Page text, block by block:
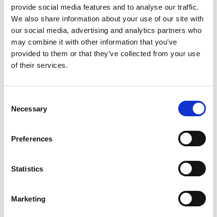
provide social media features and to analyse our traffic.
We also share information about your use of our site with
our social media, advertising and analytics partners who
may combine it with other information that you’ve
provided to them or that they’ve collected from your use
of their services.
Selection
Necessary
Preferences
Statistics
Marketing
Perfil borde 160x80x40
€275,00
Cómo utilizar el molde
Beneficios
El marco más resistente del mercado.
Diseñado para uso intensivo